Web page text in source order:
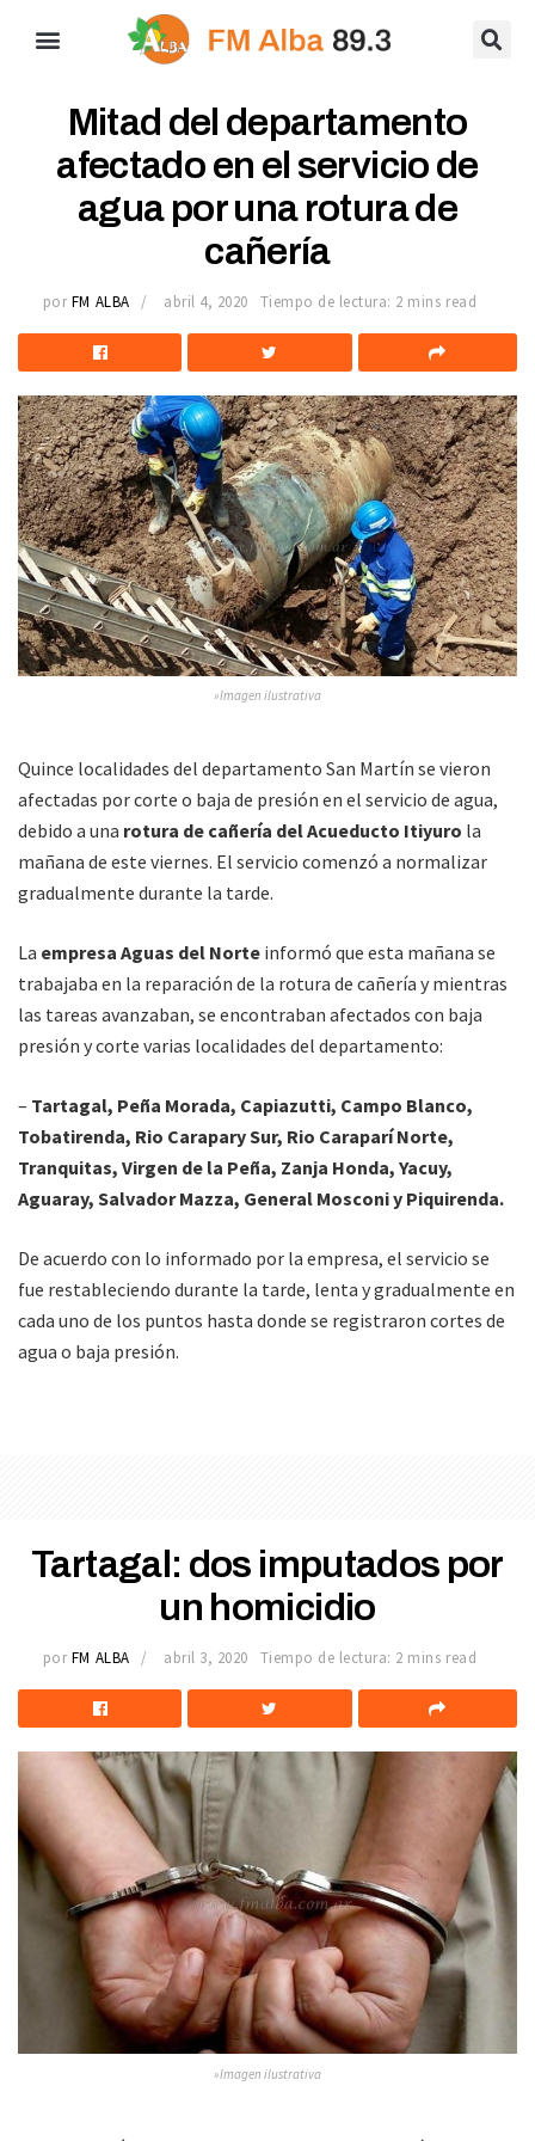
Mitad del departamento
afectado en el servicio de
agua por una rotura de
cañería
por FM ALBA abril 4, 2020 Tiempo de lectura: 2 mins read
»Imagen ilustrativa
Quince localidades del departamento San Martín se vieron
afectadas por corte o baja de presión en el servicio de agua,
debido a una rotura de cañería del Acueducto Itiyuro la
mañana de este viernes. El servicio comenzó a normalizar
gradualmente durante la tarde.
La empresa Aguas del Norte informó que esta mañana se
trabajaba en la reparación de la rotura de cañería y mientras
las tareas avanzaban, se encontraban afectados con baja
presión y corte varias localidades del departamento:
– Tartagal, Peña Morada, Capiazutti, Campo Blanco,
Tobatirenda, Rio Carapary Sur, Rio Caraparí Norte,
Tranquitas, Virgen de la Peña, Zanja Honda, Yacuy,
Aguaray, Salvador Mazza, General Mosconi y Piquirenda.
De acuerdo con lo informado por la empresa, el servicio se
fue restableciendo durante la tarde, lenta y gradualmente en
cada uno de los puntos hasta donde se registraron cortes de
agua o baja presión.
Tartagal: dos imputados por
un homicidio
por FM ALBA abril 3, 2020 Tiempo de lectura: 2 mins read
»Imagen ilustrativa